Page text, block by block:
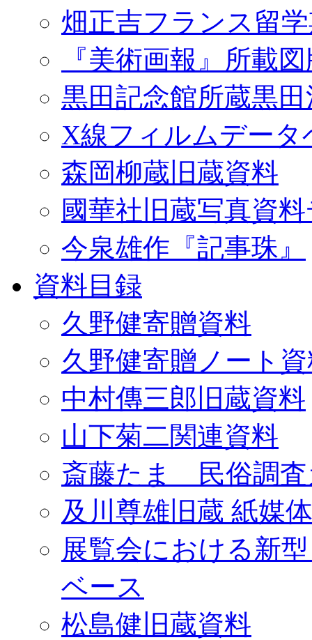
畑正吉フランス留
『美術画報』所載
黒田記念館所蔵黒
X線フィルムデータ
森岡柳蔵旧蔵資料
國華社旧蔵写真資
今泉雄作『記事珠』
資料目録
久野健寄贈資料
久野健寄贈ノート
中村傳三郎旧蔵資料
山下菊二関連資料
斎藤たま 民俗調査
及川尊雄旧蔵 紙媒
展覧会における新
ベース
松島健旧蔵資料